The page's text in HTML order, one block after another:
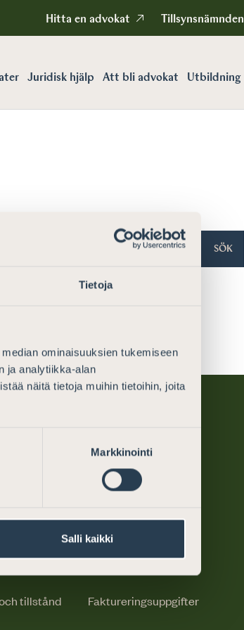
Tietoja
ominaisuuksien tukemiseen
ja analytiikka-alan
näitä tietoja muihin tietoihin, joita
Markkinointi
Salli kaikki
Hitta en advokat Tillsynsnämnden
Juridisk hjälp Att bli advokat Utbildning
SÖK
tillstånd
För medierna
Faktureringsuppgifter